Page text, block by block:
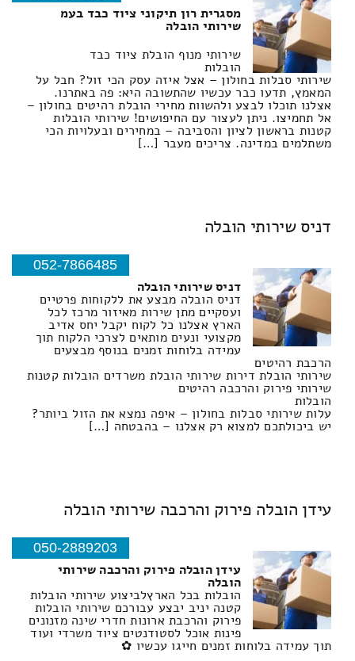
מסגרית רון תיקוני ציוד כבד בעמ
שירותי הובלה
שירותי מנוף הובלת ציוד כבד
הובלות
שירותי סבלות בחולון – אצל איזה עסק הכי זול? חבל על
המאמץ, תדעו כבר עכשיו שהתשובה היא: פה באתרנו.
אצלנו תוכלו לבצע ולהשוות מחירי הובלת רהיטים בחולון –
אל תחמיצו. ניתן לעצור עם החיפושים! שירותי הובלות
קטנות בראשון לציון והסביבה – במחירים ובעלויות הכי
משתלמים במדינה. צריכים מעבר […]
דניס שירותי הובלה
052-7866485
דניס שירותי הובלה
דניס הובלה מבצע את ללקוחות פרטיים
ועסקיים מתן שירות מאיזור מרכז לכל
הארץ אצלנו כל לקוח יקבל יחס אדיב
מקצועי ונעים מותאים לצרכי הלקוח תוך
עמידה בלוחות זמנים בנוסף מבצעים
הרכבת רהיטים
שירותי הובלת דירות שירותי הובלת משרדים הובלות קטנות
שירותי פירוק והרכבה רהיטים
הובלות
עלות שירותי סבלות בחולון – איפה נמצא את הזול ביותר?
יש ביכולתכם למצוא רק אצלנו – בהבטחה […]
עידן הובלה פירוק והרכבה שירותי הובלה
050-2889203
עידן הובלה פירוק והרכבה שירותי
הובלה
הובלות בכל הארץלביצוע שירותי הובלות
קטנה יניב יבצע עבורכם שירותי הובלות
פירוק והרכבת ארונות חדרי שינה מזנונים
פינות אוכל לסטודנטים ציוד משרדי ועוד
תוך עמידה בלוחות זמנים חייגו עכשיו ✿